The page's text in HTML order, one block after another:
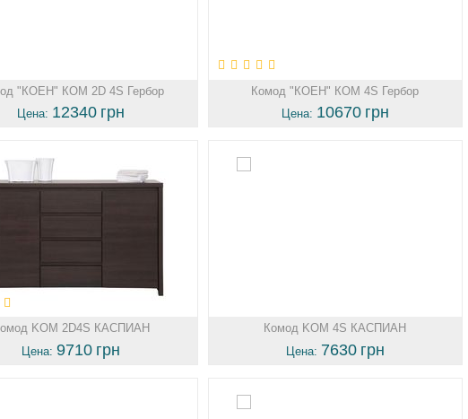
"КОЕН" КОМ 2D 4S Гербор
Цена: 12340 грн
Комод "КОЕН" КОМ 4S Гербор
Цена: 10670 грн
KOM 2D4S КАСПИАН
Цена:9710 грн
Комод KOM 4S КАСПИАН
Цена: 7630 грн